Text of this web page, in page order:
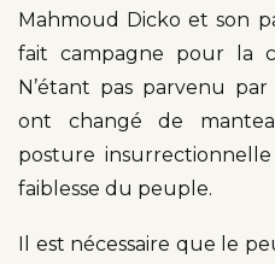
Mahmoud Dicko et son
fait campagne pour la
N’étant pas parvenu
ont changé de
posture
faiblesse du peuple.
Il est nécessaire que le